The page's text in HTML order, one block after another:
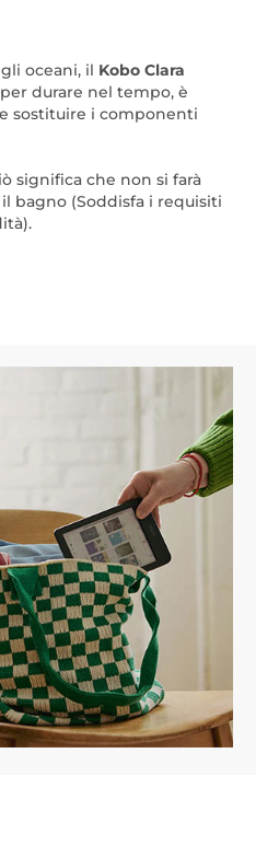
oceani, il Kobo Clara
durare nel tempo, è
sostituire i componenti
significa che non si farà
bagno (Soddisfa i requisiti